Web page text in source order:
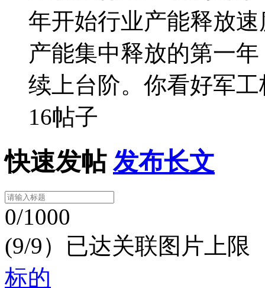
年开始行业产能释放
产能集中释放的第一
续上台阶。你看好军
16帖子
快速发帖 发布长文
0/1000
(9/9）已达关联图片上限
标的